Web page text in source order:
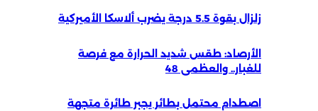
زلزال بقوة 5.5 درجة يضرب ألاسكا الأميركية
الأرصاد: طقس شديد الحرارة مع فرصة
للغبار.. والعظمى 48
اصطدام محتمل بطائر يجبر طائرة متجهة